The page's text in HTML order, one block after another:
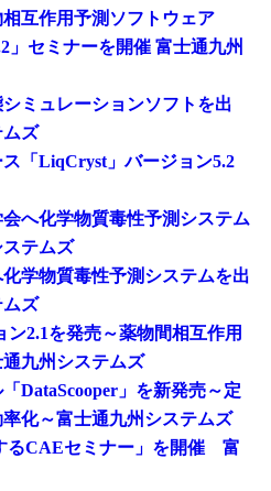
相互作用予測ソフトウェア
」セミナーを開催 富士通九州
ミュレーションソフトを出
ズ
「LiqCryst」バージョン5.2
へ化学物質毒性予測システム
テムズ
学物質毒性予測システムを出
ズ
2.1を発売～薬物間相互作用
九州システムズ
DataScooper」を新発売～定
化～富士通九州システムズ
るCAEセミナー」を開催 富